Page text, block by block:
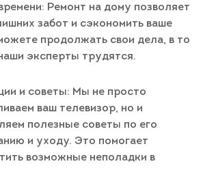
Ремонт на дому позволяет
забот и сэкономить ваше
продолжать свои дела, в то
эксперты трудятся.
и советы: Мы не просто
ваш телевизор, но и
полезные советы по его
и уходу. Это помогает
возможные неполадки в